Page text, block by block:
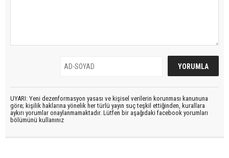
UYARI: Yeni dezenformasyon yasası ve kişisel verilerin korunması kanununa
göre; kişilik haklarına yönelik her türlü yayın suç teşkil ettiğinden, kurallara
aykırı yorumlar onaylanmamaktadır. Lütfen bir aşağıdaki facebook yorumları
bölümünü kullanınız